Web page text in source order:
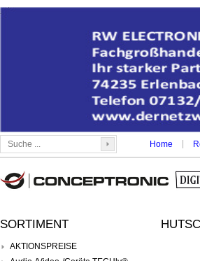
Home
SORTIMENT
AKTIONSPREISE